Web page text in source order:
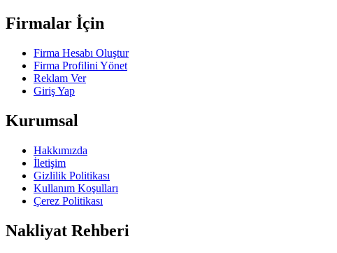
Firmalar İçin
Firma Hesabı Oluştur
Firma Profilini Yönet
Reklam Ver
Giriş Yap
Kurumsal
Hakkımızda
İletişim
Gizlilik Politikası
Kullanım Koşulları
Çerez Politikası
Nakliyat Rehberi